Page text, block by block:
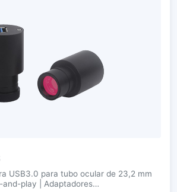
USB3.0 para tubo ocular de 23,2 mm
and-play | Adaptadores